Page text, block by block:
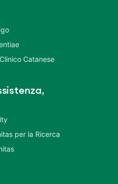
Catanese
per la Ricerca